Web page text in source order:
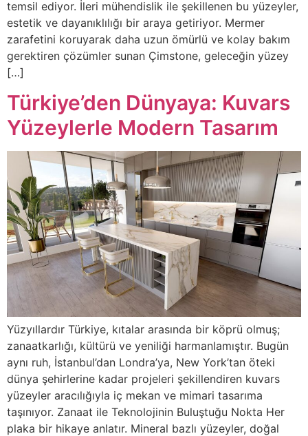
temsil ediyor. İleri mühendislik ile şekillenen bu yüzeyler,
estetik ve dayanıklılığı bir araya getiriyor. Mermer
zarafetini koruyarak daha uzun ömürlü ve kolay bakım
gerektiren çözümler sunan Çimstone, geleceğin yüzey
[…]
Türkiye’den Dünyaya: Kuvars
Yüzeylerle Modern Tasarım
Yüzyıllardır Türkiye, kıtalar arasında bir köprü olmuş;
zanaatkarlığı, kültürü ve yeniliği harmanlamıştır. Bugün
aynı ruh, İstanbul’dan Londra’ya, New York’tan öteki
dünya şehirlerine kadar projeleri şekillendiren kuvars
yüzeyler aracılığıyla iç mekan ve mimari tasarıma
taşınıyor. Zanaat ile Teknolojinin Buluştuğu Nokta Her
plaka bir hikaye anlatır. Mineral bazlı yüzeyler, doğal